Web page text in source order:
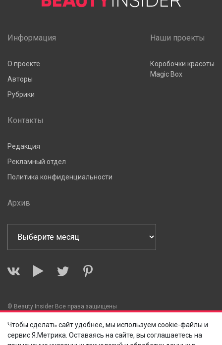
Чтобы сделать сайт удобнее, мы используем cookie-файлы и
сервис Я.Метрика. Оставаясь на сайте, вы соглашаетесь на
Информация
О проекте
Авторы
Рубрики
Наши проекты
Коробочки красоты
Magic Box
Контакты
Редакция
Рекламный отдел
Политика конфиденциальности
Архив
© Beauty Insider Все права защищены